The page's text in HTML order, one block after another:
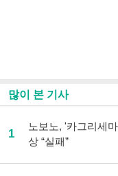
많이 본 기사
1
노보노, '카그리세
상 “실패”